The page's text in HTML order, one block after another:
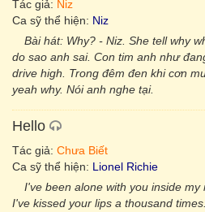
Tác giả: Niz
Ca sỹ thể hiện: Niz
Bài hát: Why? - Niz. She tell why
do sao anh sai. Con tim anh như
drive high. Trong đêm đen khi cơn
yeah why. Nói anh nghe tại.
Hello
Tác giả: Chưa Biết
Ca sỹ thể hiện: Lionel Richie
I've been alone with you inside my
I've kissed your lips a thousand